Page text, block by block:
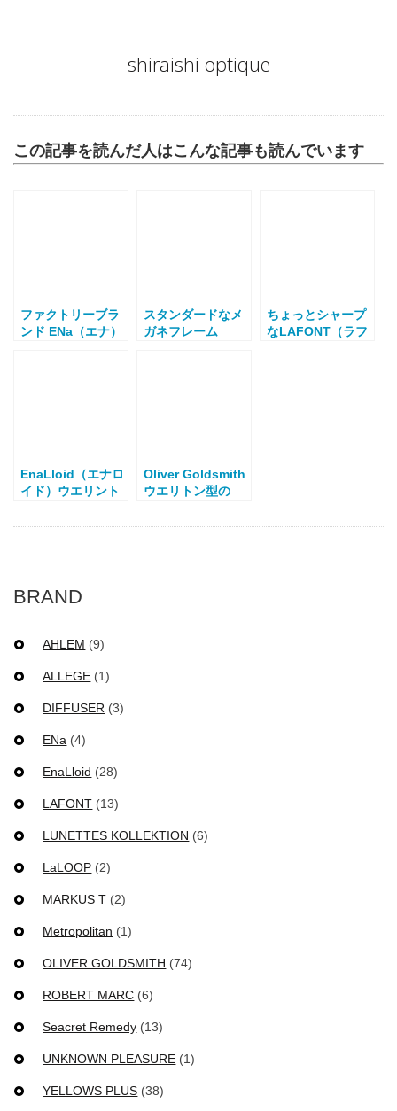
shiraishi optique
この記事を読んだ人はこんな記事も読んでいます
ファクトリーブラ
ンド ENa（エナ）
スタンダードなメ
ガネフレーム
ちょっとシャープ
なLAFONT（ラフ
EnaLloid（エナロ
イド）ウエリント
Oliver Goldsmith
ウエリトン型の
BRAND
AHLEM (9)
ALLEGE (1)
DIFFUSER (3)
ENa (4)
EnaLloid (28)
LAFONT (13)
LUNETTES KOLLEKTION (6)
LaLOOP (2)
MARKUS T (2)
Metropolitan (1)
OLIVER GOLDSMITH (74)
ROBERT MARC (6)
Seacret Remedy (13)
UNKNOWN PLEASURE (1)
YELLOWS PLUS (38)